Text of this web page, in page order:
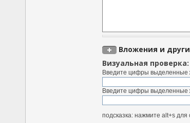
Вложения и
Визуальная проверка:
Введите цифры выделенные
Введите цифры выделенные
подсказка: нажмите alt+s